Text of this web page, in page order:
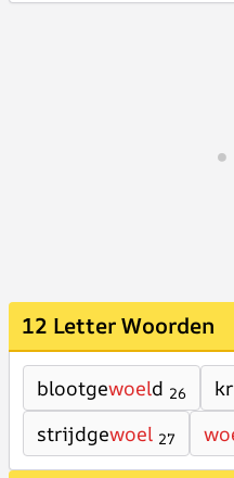
12 Letter Woorden
blootgewoeld 26
strijdgewoel 27